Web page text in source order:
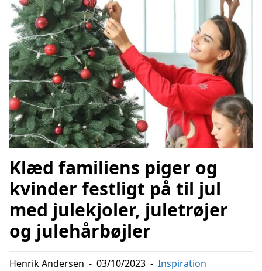
Klæd familiens piger og
kvinder festligt på til jul
med julekjoler, juletrøjer
og julehårbøjler
Henrik Andersen - 03/10/2023 - Inspiration